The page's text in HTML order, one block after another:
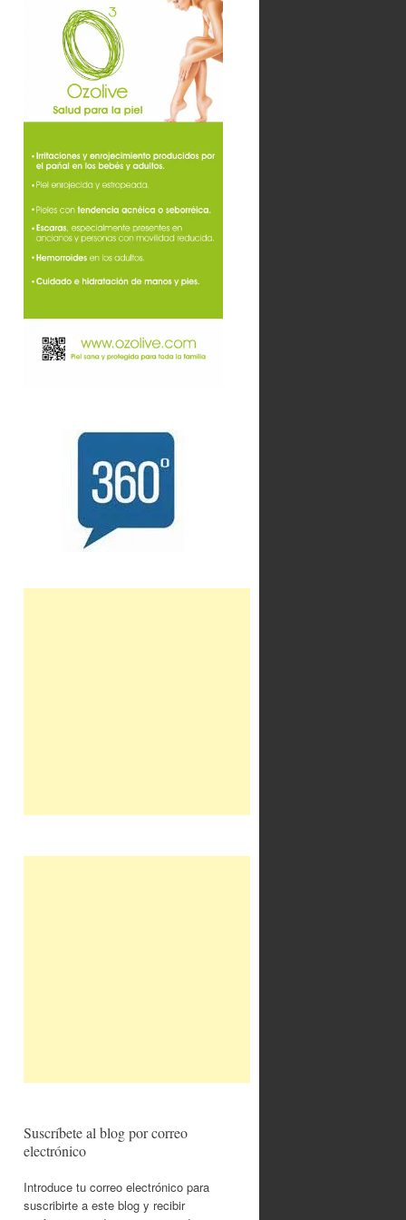
Suscríbete al blog por correo
electrónico
Introduce tu correo electrónico para
suscribirte a este blog y recibir